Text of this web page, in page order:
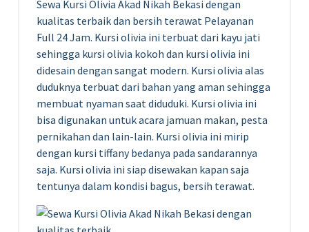
Sewa Kursi Olivia Akad Nikah Bekasi dengan
kualitas terbaik dan bersih terawat Pelayanan
Full 24 Jam. Kursi olivia ini terbuat dari kayu jati
sehingga kursi olivia kokoh dan kursi olivia ini
didesain dengan sangat modern. Kursi olivia alas
duduknya terbuat dari bahan yang aman sehingga
membuat nyaman saat diduduki. Kursi olivia ini
bisa digunakan untuk acara jamuan makan, pesta
pernikahan dan lain-lain. Kursi olivia ini mirip
dengan kursi tiffany bedanya pada sandarannya
saja. Kursi olivia ini siap disewakan kapan saja
tentunya dalam kondisi bagus, bersih terawat.